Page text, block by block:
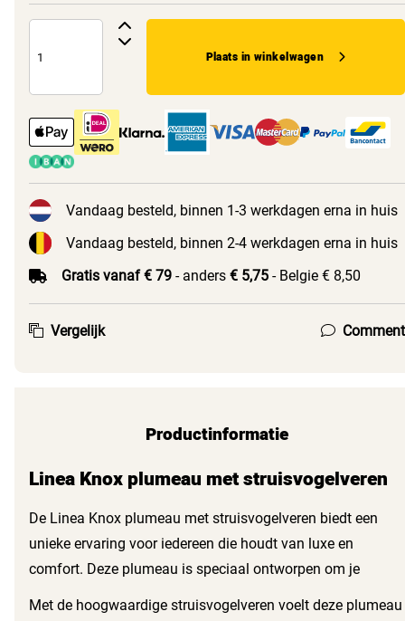
Plaats in winkelwagen
Vandaag besteld, binnen 1-3 werkdagen erna in huis
Vandaag besteld, binnen 2-4 werkdagen erna in huis
Gratis vanaf € 79 - anders € 5,75 - Belgie € 8,50
Vergelijk Comment
Productinformatie
Linea Knox plumeau met struisvogelveren
De Linea Knox plumeau met struisvogelveren biedt een
unieke ervaring voor iedereen die houdt van luxe en
comfort. Deze plumeau is speciaal ontworpen om je
Met de hoogwaardige struisvogelveren voelt deze plumeau